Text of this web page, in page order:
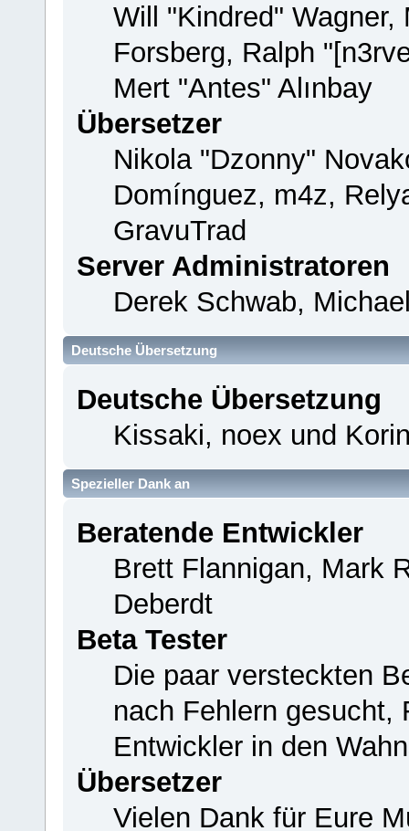
Will "Kindred" Wagner,
Forsberg, Ralph
Mert "Antes" Alınbay
Übersetzer
Nikola "Dzonny"
Domínguez, m4z,
GravuTrad
Server Administratoren
Derek Schwab,
Deutsche Übersetzung
Deutsche Übersetzung
Kissaki, noex und
Spezieller Dank an
Beratende Entwickler
Brett Flannigan, Mark
Deberdt
Beta Tester
Die paar versteckten
nach Fehlern gesucht,
Entwickler in den
Übersetzer
Vielen Dank für Eure